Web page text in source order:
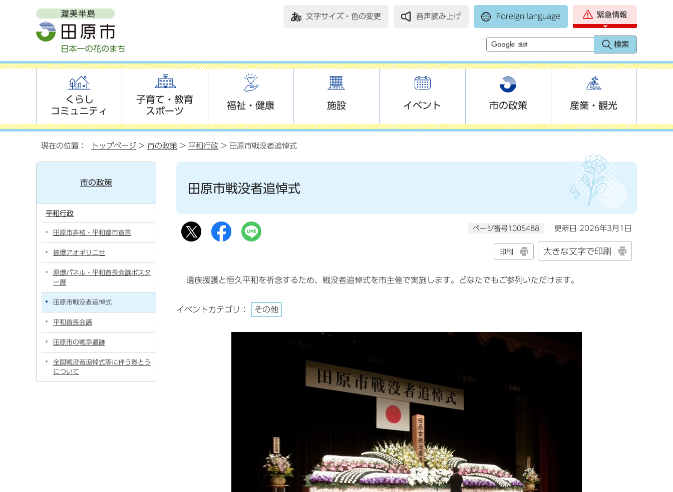
文字サイズ・色の変更 音声読み上げ Foreign language 緊急情報
くらし
コミュニティ
子育て・教育
スポーツ
福祉・健康 施設 イベント 市の政策 産業・観光
現在の位置： トップページ > 市の政策 > 平和行政 > 田原市戦没者追悼式
田原市戦没者追悼式
ページ番号1005488 更新日 2026年3月1日
印刷 大きな文字で印刷
遺族援護と恒久平和を祈念するため、戦没者追悼式を市主催で実施します。どなたでもご参列いただけます。
イベントカテゴリ： その他
市の政策
平和行政
田原市非核・平和都市宣言
被爆アオギリ二世
原爆パネル・平和首長会議ポスタ
ー展
田原市戦没者追悼式
平和首長会議
田原市の戦争遺跡
全国戦没者追悼式等に伴う黙とう
について